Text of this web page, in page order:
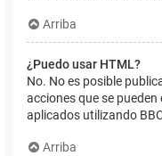
Arriba
¿Puedo usar HTML?
No. No es posible
acciones que se
aplicados utilizando
Arriba